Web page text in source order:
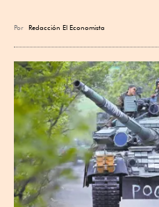
Por Redacción El Economista